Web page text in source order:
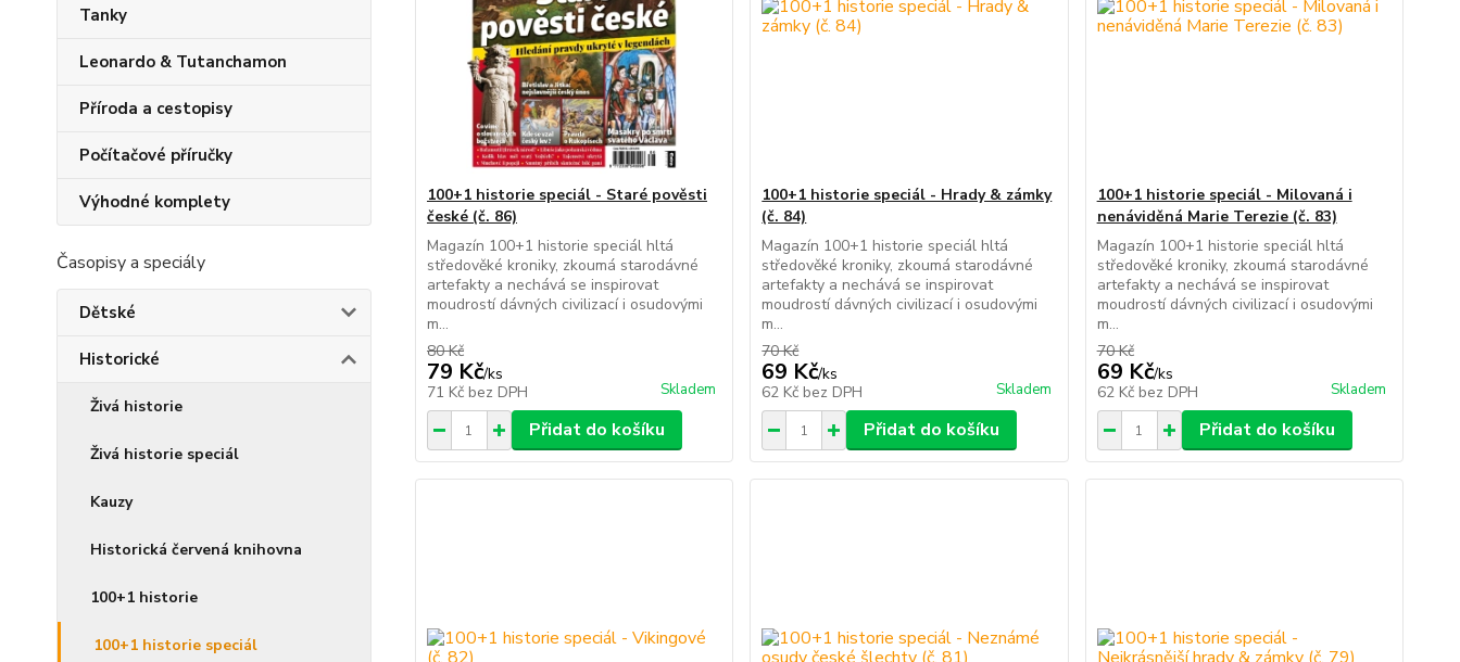
Tanky
Leonardo & Tutanchamon
Příroda a cestopisy
Počítačové příručky
Výhodné komplety
Časopisy a speciály
Dětské
Historické
Živá historie
Živá historie speciál
Kauzy
Historická červená knihovna
100+1 historie
100+1 historie speciál
100+1 historie speciál - Staré pověsti
české (č. 86)
Magazín 100+1 historie speciál hltá
středověké kroniky, zkoumá starodávné
artefakty a nechává se inspirovat
moudrostí dávných civilizací i osudovými
m...
80 Kč
79 Kč/ks
71 Kč bez DPH Skladem
Přidat do košíku
100+1 historie speciál - Hrady & zámky
(č. 84)
Magazín 100+1 historie speciál hltá
středověké kroniky, zkoumá starodávné
artefakty a nechává se inspirovat
moudrostí dávných civilizací i osudovými
m...
70 Kč
69 Kč/ks
62 Kč bez DPH Skladem
Přidat do košíku
100+1 historie speciál - Milovaná i
nenáviděná Marie Terezie (č. 83)
Magazín 100+1 historie speciál hltá
středověké kroniky, zkoumá starodávné
artefakty a nechává se inspirovat
moudrostí dávných civilizací i osudovými
m...
70 Kč
69 Kč/ks
62 Kč bez DPH Skladem
Přidat do košíku